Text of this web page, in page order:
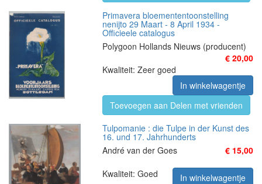
Primavera bloemententoonstelling
nenijto 29 Maart - 8 April 1934 -
Officieele catalogus
Polygoon Hollands Nieuws (producent)
€ 20,00
Kwaliteit: Zeer goed
In winkelwagentje
Toevoegen aan Delen met vrienden
Tulpomanie : die Tulpe in der Kunst des
16. und 17. Jahrhunderts
André van der Goes
€ 15,00
Kwaliteit: Goed
In winkelwagentje